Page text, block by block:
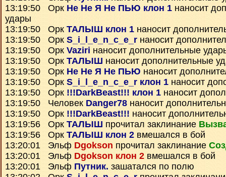
13:19:50 Орк Не Не Я Не ПЬЮ клон 1 наносит
удары
13:19:50 Орк ТАЛЫШ клон 1 наносит
13:19:50 Орк S_i_l_e_n_c_e_r наносит
13:19:50 Орк Vaziri наносит дополнительные
13:19:50 Орк ТАЛЫШ наносит дополнительные
13:19:50 Орк Не Не Я Не ПЬЮ наносит
13:19:50 Орк S_i_l_e_n_c_e_r клон 1 наносит
13:19:50 Орк !!!DarkBeast!!! клон 1 наносит
13:19:50 Человек Danger78 наносит
13:19:50 Орк !!!DarkBeast!!! наносит
13:19:56 Орк ТАЛЫШ прочитал заклинание
13:19:56 Орк ТАЛЫШ клон 2 вмешался в бой
13:20:01 Эльф Dgokson прочитал заклинание
13:20:01 Эльф Dgokson клон 2 вмешался в бой
13:20:01 Эльф Путник. зашатался по полю